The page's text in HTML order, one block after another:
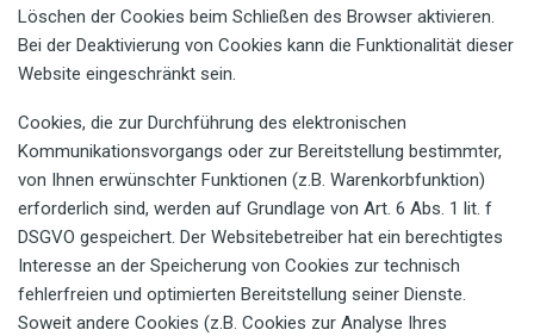
Löschen der Cookies beim Schließen des Browser aktivieren.
Bei der Deaktivierung von Cookies kann die Funktionalität dieser
Website eingeschränkt sein.
Cookies, die zur Durchführung des elektronischen
Kommunikationsvorgangs oder zur Bereitstellung bestimmter,
von Ihnen erwünschter Funktionen (z.B. Warenkorbfunktion)
erforderlich sind, werden auf Grundlage von Art. 6 Abs. 1 lit. f
DSGVO gespeichert. Der Websitebetreiber hat ein berechtigtes
Interesse an der Speicherung von Cookies zur technisch
fehlerfreien und optimierten Bereitstellung seiner Dienste.
Soweit andere Cookies (z.B. Cookies zur Analyse Ihres